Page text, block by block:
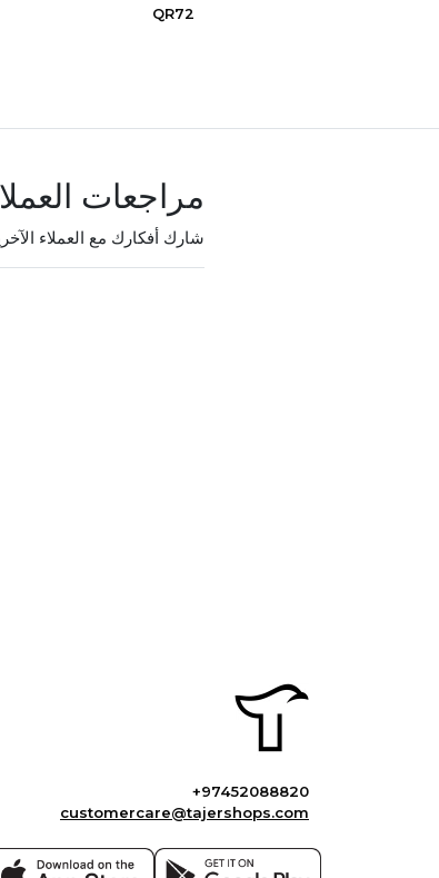
QR72
مراجعات
شارك أفكارك مع العملاء
+97452088820
customercare@tajershops.com